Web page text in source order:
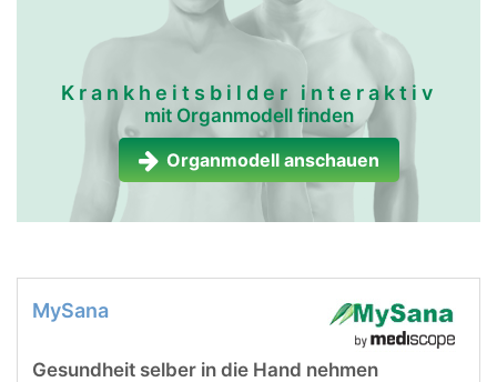
Krankheitsbilder interaktiv
mit Organmodell finden
Organmodell anschauen
MySana
Gesundheit selber in die Hand nehmen